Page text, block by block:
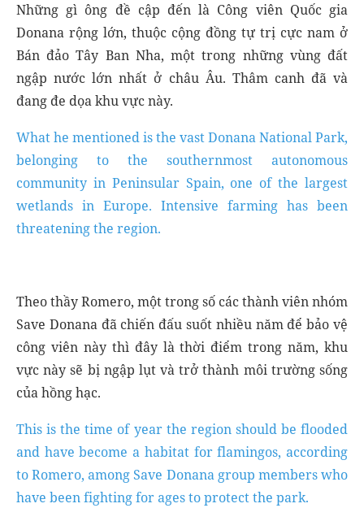
Những gì ông đề cập đến là Công viên Quốc gia
Donana rộng lớn, thuộc cộng đồng tự trị cực nam ở
Bán đảo Tây Ban Nha, một trong những vùng đất
ngập nước lớn nhất ở châu Âu. Thâm canh đã và
đang đe dọa khu vực này.
What he mentioned is the vast Donana National Park,
belonging to the southernmost autonomous
community in Peninsular Spain, one of the largest
wetlands in Europe. Intensive farming has been
threatening the region.
Theo thầy Romero, một trong số các thành viên nhóm
Save Donana đã chiến đấu suốt nhiều năm để bảo vệ
công viên này thì đây là thời điểm trong năm, khu
vực này sẽ bị ngập lụt và trở thành môi trường sống
của hồng hạc.
This is the time of year the region should be flooded
and have become a habitat for flamingos, according
to Romero, among Save Donana group members who
have been fighting for ages to protect the park.